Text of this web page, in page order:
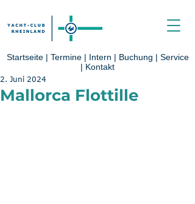
Startseite| Termine | Intern | Buchung | Service
| Kontakt
Mallorca Flottille
2. Juni 2024